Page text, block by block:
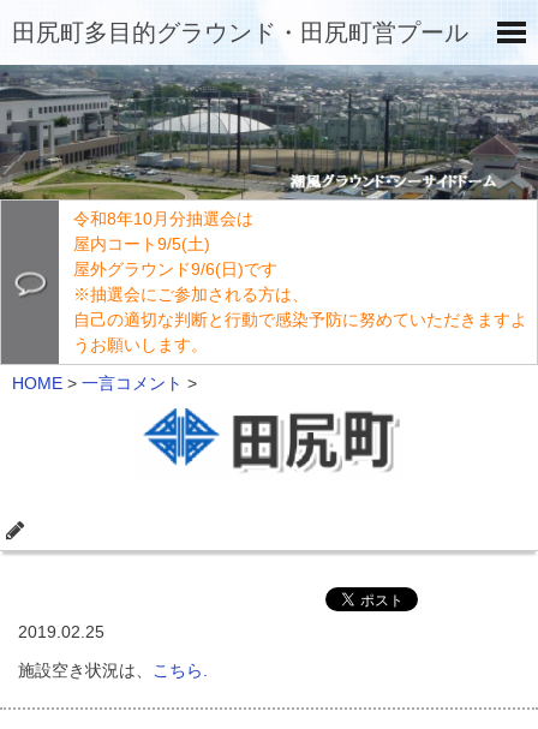
田尻町多目的グラウンド・田尻町営プール
令和8年10月分抽選会は
屋内コート9/5(土)
屋外グラウンド9/6(日)です
※抽選会にご参加される方は、
自己の適切な判断と行動で感染予防に努めていただきますよ
うお願いします。
HOME > 一言コメント >
2019.02.25
施設空き状況は、 こちら.